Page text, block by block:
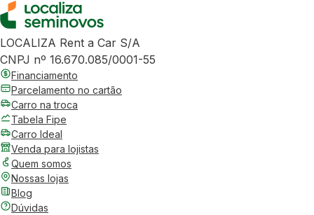
LOCALIZA Rent a Car S/A
CNPJ nº 16.670.085/0001-55
Financiamento
Parcelamento no cartão
Carro na troca
Tabela Fipe
Carro Ideal
Venda para lojistas
Quem somos
Nossas lojas
Blog
Dúvidas